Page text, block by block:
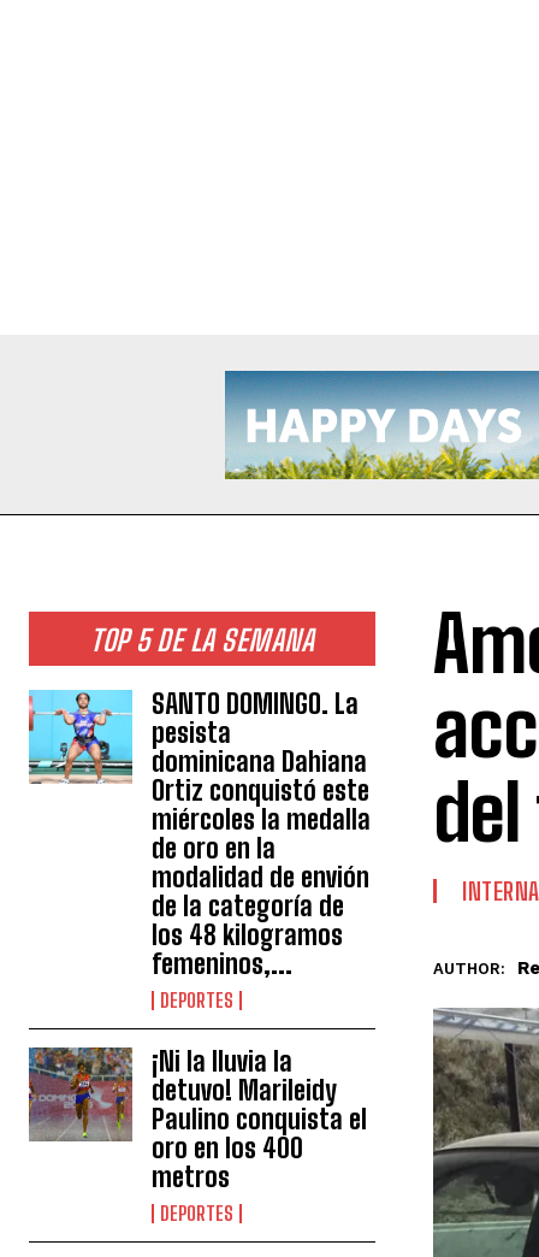
TOP 5 DE LA SEMANA
SANTO DOMINGO. La
pesista
dominicana Dahiana
Ortiz conquistó este
miércoles la medalla
de oro en la
modalidad de envión
de la categoría de
los 48 kilogramos
femeninos,...
DEPORTES
¡Ni la lluvia la
detuvo! Marileidy
Paulino conquista el
oro en los 400
metros
DEPORTES
AUTHOR: